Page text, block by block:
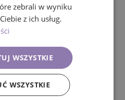
wpada w pułapkę
Wygenerowanie
pozwala szybko
oznacza jeszcze, że
uzupełniające zawsze
VAT. W praktyce
zazwyczaj porządkuje
zebrali w wyniku
z ich usług.
WSZYSTKIE
WSZYSTKIE